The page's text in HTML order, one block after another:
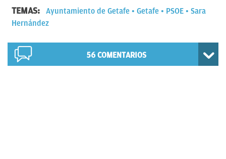
TEMAS: Ayuntamiento de Getafe Getafe PSOE
Sara
Hernández
56 COMENTARIOS